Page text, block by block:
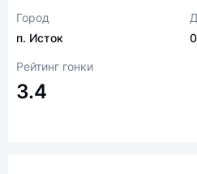
Город
п. Исток
Рейтинг гонки
3.4